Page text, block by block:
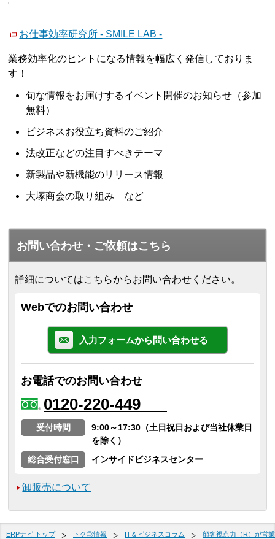
お仕事効率研究所 - SMILE LAB -
業務効率化のヒントになる情報を幅広く発信しておりま
す！
旬な情報をお届けするイベント開催のお知らせ（参加
無料）
ビジネスお役立ち資料のご紹介
法改正などの注目すべきテーマ
新製品や新機能のリリース情報
大塚商会の取り組み など
お問い合わせ・ご依頼はこちら
詳細についてはこちらからお問い合わせください。
Webでのお問い合わせ
入力フォームから問い合わせる
お電話でのお問い合わせ
0120-220-449
受付時間
9:00～17:30（土日祝日および当社休業日
を除く）
総合受付窓口
インサイドビジネスセンター
卸販売について
ERPナビ トップ トク◎情報 IT＆ビジネスコラム
顧客視点力（R）が営業